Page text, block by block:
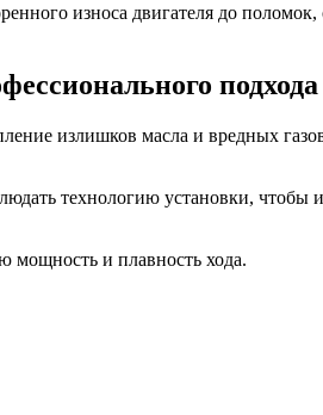
износа двигателя до
подхода
излишков масла и вредных
технологию установки, чтобы
мощность и плавность хода.